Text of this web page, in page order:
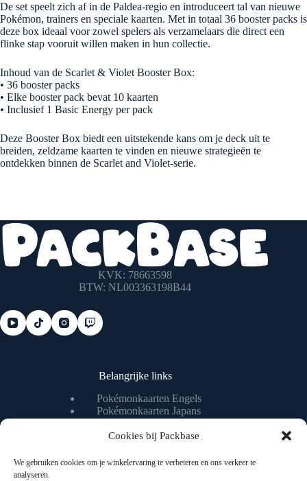
Cookies bij Packbase
We gebruiken cookies om je winkelervaring te verbeteren en ons verkeer te
analyseren.
De set speelt zich af in de Paldea-regio en introduceert tal van nieuwe
Pokémon, trainers en speciale kaarten. Met in totaal 36 booster packs is
deze box ideaal voor zowel spelers als verzamelaars die direct een
flinke stap vooruit willen maken in hun collectie.
Inhoud van de Scarlet & Violet Booster Box:
• 36 booster packs
• Elke booster pack bevat 10 kaarten
• Inclusief 1 Basic Energy per pack
Deze Booster Box biedt een uitstekende kans om je deck uit te
breiden, zeldzame kaarten te vinden en nieuwe strategieën te
ontdekken binnen de Scarlet and Violet-serie.
KVK: 78663598
BTW: NL003363198B44
Belangrijke links
Pokémonkaarten Engels
Pokémonkaarten Japans
Pokémonkaart livestream